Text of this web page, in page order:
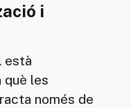
i
està
què les
només de